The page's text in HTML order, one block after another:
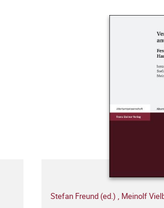
Stefan Freund (ed.) , Meinolf